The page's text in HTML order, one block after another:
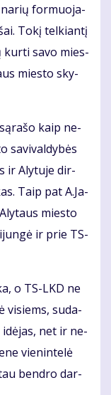
na­rių for­muo­ja­
To­kį tel­kian­tį
kur­ti sa­vo mies­
mies­to sky­
kaip ne­
sa­vi­val­dy­bės
ir Aly­tu­je dir­
Taip pat A.Ja­
mies­to
ir prie TS-
o TS-LKD ne
vi­siems, su­da­
idė­jas, net ir ne­
vie­nin­te­lė
ben­dro dar­